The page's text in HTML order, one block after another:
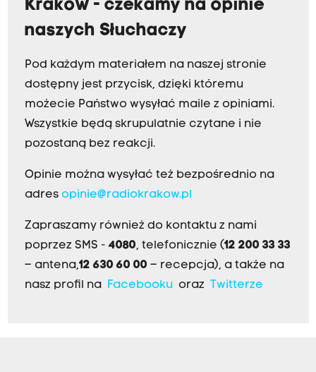
Kraków - czekamy na opinie
naszych Słuchaczy
Pod każdym materiałem na naszej stronie
dostępny jest przycisk, dzięki któremu
możecie Państwo wysyłać maile z opiniami.
Wszystkie będą skrupulatnie czytane i nie
pozostaną bez reakcji.
Opinie można wysyłać też bezpośrednio na
adres opinie@radiokrakow.pl
Zapraszamy również do kontaktu z nami
poprzez SMS - 4080, telefonicznie (12 200 33 33
– antena,12 630 60 00 – recepcja), a także na
nasz profil na Facebookuoraz Twitterze